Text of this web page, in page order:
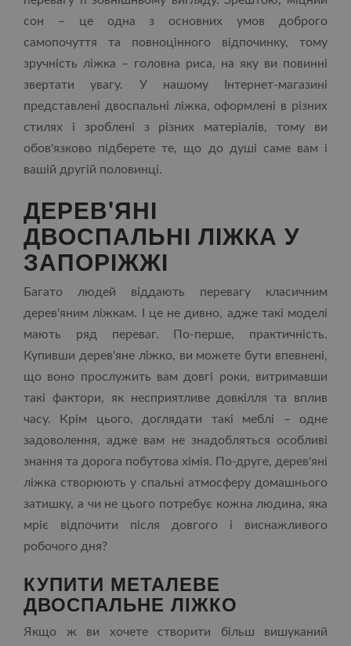
сон – це одна з основних умов доброго
самопочуття та повноцінного відпочинку, тому
зручність ліжка – головна риса, на яку ви повинні
звертати увагу. У нашому Інтернет-магазині
представлені двоспальні ліжка, оформлені в різних
стилях і зроблені з різних матеріалів, тому ви
обов'язково підберете те, що до душі саме вам і
вашій другій половинці.
ДЕРЕВ'ЯНІ
ДВОСПАЛЬНІ ЛІЖКА У
ЗАПОРІЖЖІ
Багато людей віддають перевагу класичним
дерев'яним ліжкам. І це не дивно, адже такі моделі
мають ряд переваг. По-перше, практичність.
Купивши дерев'яне ліжко, ви можете бути впевнені,
що воно прослужить вам довгі роки, витримавши
такі фактори, як несприятливе довкілля та вплив
часу. Крім цього, доглядати такі меблі – одне
задоволення, адже вам не знадобляться особливі
знання та дорога побутова хімія. По-друге, дерев'яні
ліжка створюють у спальні атмосферу домашнього
затишку, а чи не цього потребує кожна людина, яка
мріє відпочити після довгого і виснажливого
робочого дня?
КУПИТИ МЕТАЛЕВЕ
ДВОСПАЛЬНЕ ЛІЖКО
Якщо ж ви хочете створити більш вишуканий